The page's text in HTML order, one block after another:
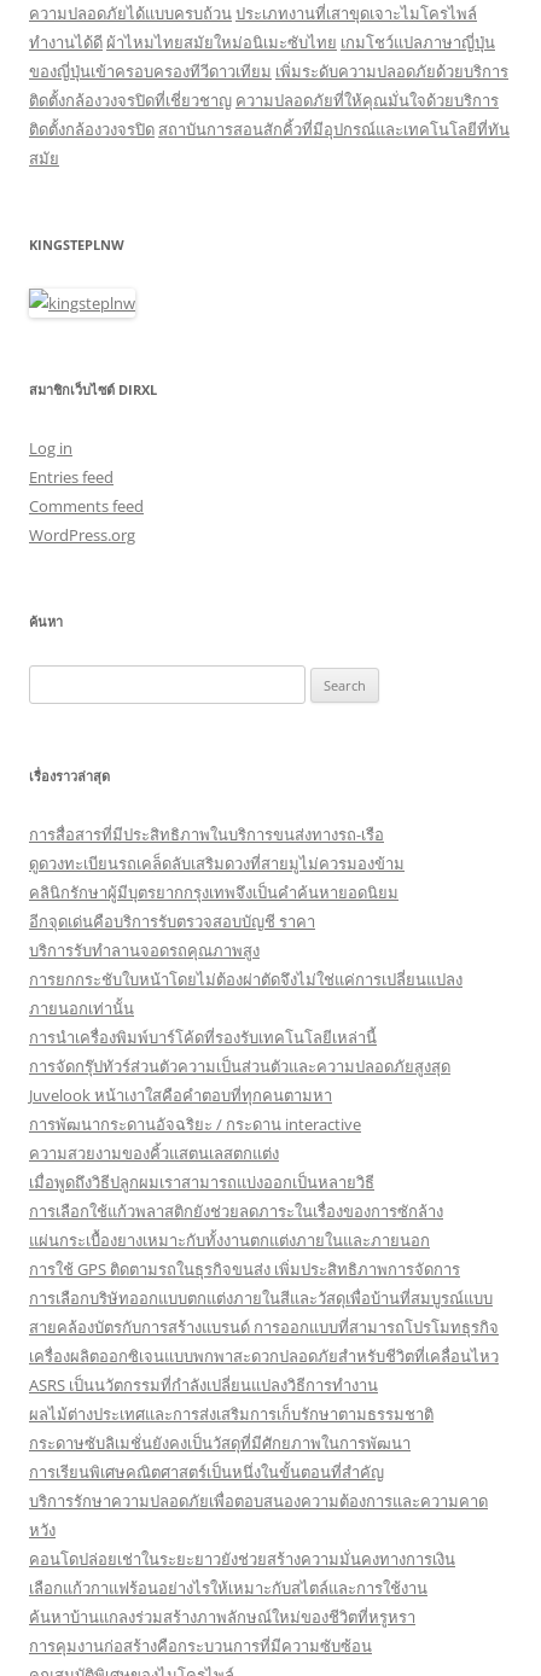
ความปลอดภัยได้แบบครบถ้วนประเภทงานที่เสาขุดเจาะไมโครไพล์
ทำงานได้ดี ผ้าไหมไทยสมัยใหม่อนิเมะซับไทย เกมโชว์แปลภาษาญี่ปุ่น
ของญี่ปุ่นเข้าครอบครองทีวีดาวเทียม เพิ่มระดับความปลอดภัยด้วยบริการ
ติดตั้งกล้องวงจรปิดที่เชี่ยวชาญ ความปลอดภัยที่ให้คุณมั่นใจด้วยบริการ
ติดตั้งกล้องวงจรปิด สถาบันการสอนสักคิ้วที่มีอุปกรณ์และเทคโนโลยีที่ทัน
สมัย
KINGSTEPLNW
สมาชิกเว็บไซต์ DIRXL
Log in
Entries feed
Comments feed
WordPress.org
ค้นหา
for:
เรื่องราวล่าสุด
การสื่อสารที่มีประสิทธิภาพในบริการขนส่งทางรถ-เรือ
ดูดวงทะเบียนรถเคล็ดลับเสริมดวงที่สายมูไม่ควรมองข้าม
คลินิกรักษาผู้มีบุตรยากกรุงเทพจึงเป็นคำค้นหายอดนิยม
อีกจุดเด่นคือบริการรับตรวจสอบบัญชี ราคา
บริการรับทำลานจอดรถคุณภาพสูง
การยกกระชับใบหน้าโดยไม่ต้องผ่าตัดจึงไม่ใช่แค่การเปลี่ยนแปลง
ภายนอกเท่านั้น
การนำเครื่องพิมพ์บาร์โค้ดที่รองรับเทคโนโลยีเหล่านี้
การจัดกรุ๊ปทัวร์ส่วนตัวความเป็นส่วนตัวและความปลอดภัยสูงสุด
Juvelook หน้าเงาใสคือคำตอบที่ทุกคนตามหา
การพัฒนากระดานอัจฉริยะ / กระดาน interactive
ความสวยงามของคิ้วแสตนเลสตกแต่ง
เมื่อพูดถึงวิธีปลูกผมเราสามารถแบ่งออกเป็นหลายวิธี
การเลือกใช้แก้วพลาสติกยังช่วยลดภาระในเรื่องของการซักล้าง
แผ่นกระเบื้องยางเหมาะกับทั้งงานตกแต่งภายในและภายนอก
การใช้ GPS ติดตามรถในธุรกิจขนส่ง เพิ่มประสิทธิภาพการจัดการ
การเลือกบริษัทออกแบบตกแต่งภายในสีและวัสดุเพื่อบ้านที่สมบูรณ์แบบ
สายคล้องบัตรกับการสร้างแบรนด์ การออกแบบที่สามารถโปรโมทธุรกิจ
เครื่องผลิตออกซิเจนแบบพกพาสะดวกปลอดภัยสำหรับชีวิตที่เคลื่อนไหว
ASRS เป็นนวัตกรรมที่กำลังเปลี่ยนแปลงวิธีการทำงาน
ผลไม้ต่างประเทศและการส่งเสริมการเก็บรักษาตามธรรมชาติ
กระดาษซับลิเมชั่นยังคงเป็นวัสดุที่มีศักยภาพในการพัฒนา
การเรียนพิเศษคณิตศาสตร์เป็นหนึ่งในขั้นตอนที่สำคัญ
บริการรักษาความปลอดภัยเพื่อตอบสนองความต้องการและความคาด
หวัง
คอนโดปล่อยเช่าในระยะยาวยังช่วยสร้างความมั่นคงทางการเงิน
เลือกแก้วกาแฟร้อนอย่างไรให้เหมาะกับสไตล์และการใช้งาน
ค้นหาบ้านแกลงร่วมสร้างภาพลักษณ์ใหม่ของชีวิตที่หรูหรา
การคุมงานก่อสร้างคือกระบวนการที่มีความซับซ้อน